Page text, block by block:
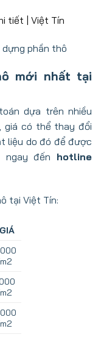
phần thô
mới nhất tại
dựa trên nhiều
giá có thể thay đổi
liệu do đó để được
đến hotline
tại Việt Tín: